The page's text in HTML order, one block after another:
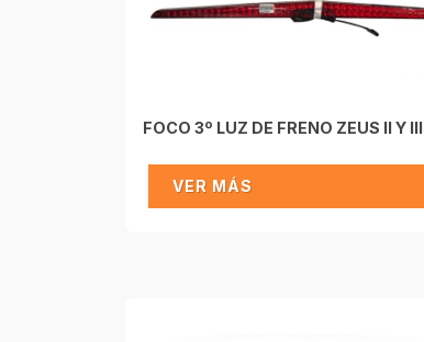
FOCO 3º LUZ DE FRENO ZEUS II Y III
VER MÁS